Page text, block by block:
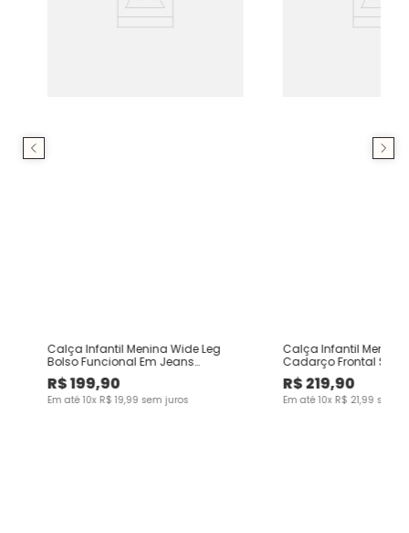
Calça Infantil Menina Wide Leg
Bolso Funcional Em Jeans
Moletom Malwee Kids
R$199,90
Em até10xR$ 19,99 sem juros
Calça Infantil Menino
Cadarço Frontal
Malwee Kids
R$219,90
Em até10x R$ 21,99 sem